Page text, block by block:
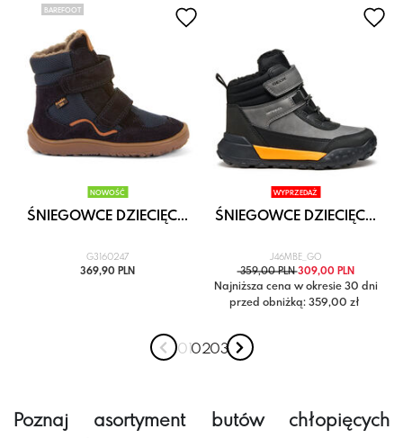
BAREFOOT
NOWOŚĆ
ŚNIEGOWCE DZIECIĘC...
G3160247
369,90 PLN
WYPRZEDAŻ
ŚNIEGOWCE DZIECIĘC...
J46MBE_GO
359,00 PLN309,00 PLN
Najniższa cena w okresie 30 dni
przed obniżką: 359,00 zł
0 1 0 20 3
Poznaj asortyment butów chłopięcych